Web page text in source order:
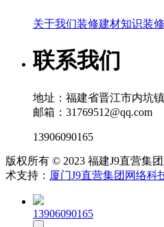
关于我们装修建材知识装
联系我们
地址：福建省晋江市内坑
邮箱：31769512@qq.com
13906090165
版权所有 © 2023 福建J9直营集
术支持： 厦门J9直营集团网络科
13906090165